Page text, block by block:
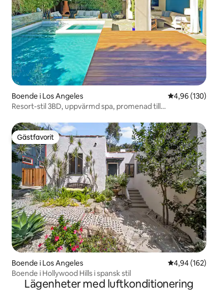
Boende i Los Angeles 4,96 av 5 i
4,96 (130)
Resort-stil 3BD, uppvärmd spa, promenad till
Gästfavorit
Gästfavorit
Boende i Los Angeles 4,94 av 5 i
4,94 (162)
Boende i Hollywood Hills i spansk stil
Lägenheter med luftkonditionering